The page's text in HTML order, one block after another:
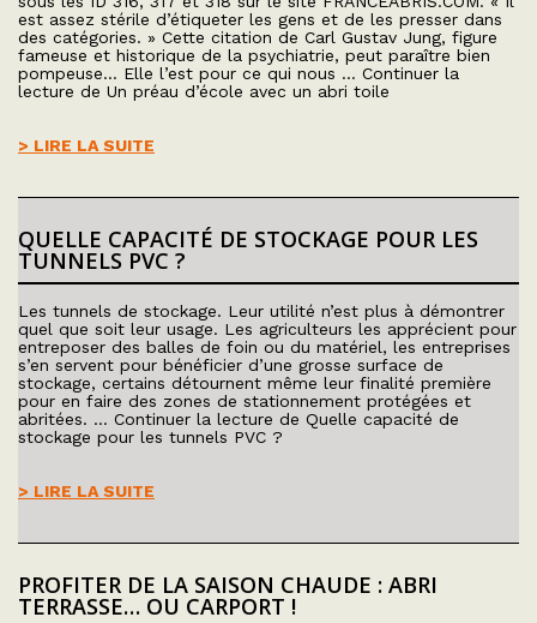
est assez stérile d’étiqueter les gens et de les presser dans
des catégories. » Cette citation de Carl Gustav Jung, figure
fameuse et historique de la psychiatrie, peut paraître bien
pompeuse… Elle l’est pour ce qui nous … Continuer la
lecture de Un préau d’école avec un abri toile
> LIRE LA SUITE
QUELLE CAPACITÉ DE STOCKAGE POUR LES
TUNNELS PVC ?
Les tunnels de stockage. Leur utilité n’est plus à démontrer
quel que soit leur usage. Les agriculteurs les apprécient pour
entreposer des balles de foin ou du matériel, les entreprises
s’en servent pour bénéficier d’une grosse surface de
stockage, certains détournent même leur finalité première
pour en faire des zones de stationnement protégées et
abritées. … Continuer la lecture de Quelle capacité de
stockage pour les tunnels PVC ?
> LIRE LA SUITE
PROFITER DE LA SAISON CHAUDE : ABRI
TERRASSE… OU CARPORT !